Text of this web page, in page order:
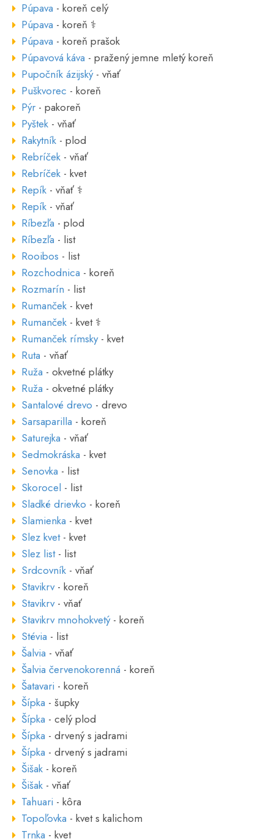
Púpava - koreň celý
Púpava - koreň ⚕
Púpava - koreň prašok
Púpavová káva - pražený jemne mletý koreň
Pupočník ázijský- vňať
Puškvorec - koreň
Pýr - pakoreň
Pyštek - vňať
Rakytník - plod
Rebríček - vňať
Rebríček - kvet
Repík - vňať ⚕
Repík - vňať
Ríbezľa - plod
Ríbezľa - list
Rooibos - list
Rozchodnica - koreň
Rozmarín - list
Rumanček - kvet
Rumanček - kvet ⚕
Rumanček rímsky- kvet
Ruta - vňať
Ruža - okvetné plátky
Ruža - okvetné plátky
Santalové drevo - drevo
Sarsaparilla - koreň
Saturejka - vňať
Sedmokráska - kvet
Senovka - list
Skorocel - list
Sladké drievko - koreň
Slamienka - kvet
Slez kvet- kvet
Slez list- list
Srdcovník - vňať
Stavikrv- koreň
Stavikrv - vňať
Stavikrv mnohokvetý- koreň
Stévia - list
Šalvia - vňať
Šalvia červenokorenná - koreň
Šatavari - koreň
Šípka - šupky
Šípka - celý plod
Šípka - drvený s jadrami
Šípka - drvený s jadrami
Šišak - koreň
Šišak - vňať
Tahuari - kôra
Topoľovka - kvet s kalichom
Trnka - kvet